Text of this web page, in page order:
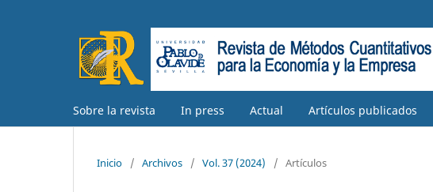
Sobre la revista In press Actual Artículos publicados
Inicio / Archivos / Vol. 37 (2024) / Artículos